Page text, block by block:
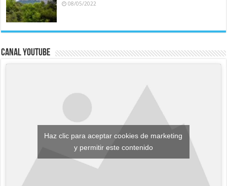
08/05/2022
Canal YouTube
Haz clic para aceptar cookies de marketing
y permitir este contenido